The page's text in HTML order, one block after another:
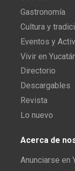
Gastronomía
Cultura y
Eventos y
Vivir en
Directorio
Descargables
Revista
Lo nuevo
Acerca de
Anunciarse en